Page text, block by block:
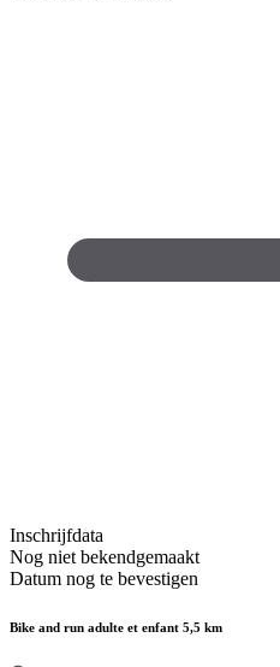
Inschrijfdata
Nog niet bekendgemaakt
Datum nog te bevestigen
Bike and run adulte et enfant 5,5 km